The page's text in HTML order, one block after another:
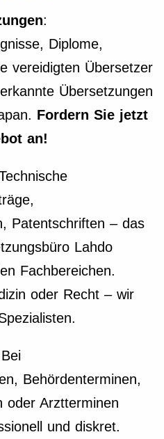
:
Diplome,
vereidigten Übersetzer
Übersetzungen
Fordern Sie jetzt
an!
Patentschriften – das
Lahdo
Fachbereichen.
oder Recht – wir
Behördenterminen,
oder Arztterminen
und diskret.